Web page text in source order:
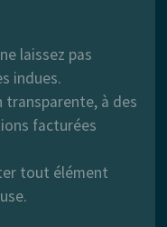
laissez pas
indues.
transparente, à des
facturées
tout élément